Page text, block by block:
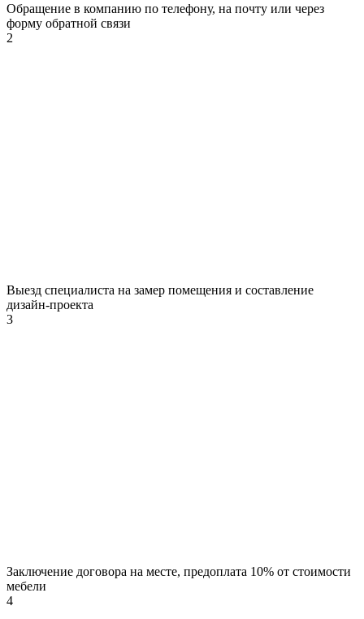
Обращение в компанию по телефону, на почту или через
форму обратной связи
2
Выезд специалиста на замер помещения и составление
дизайн-проекта
3
Заключение договора на месте, предоплата 10% от стоимости
мебели
4